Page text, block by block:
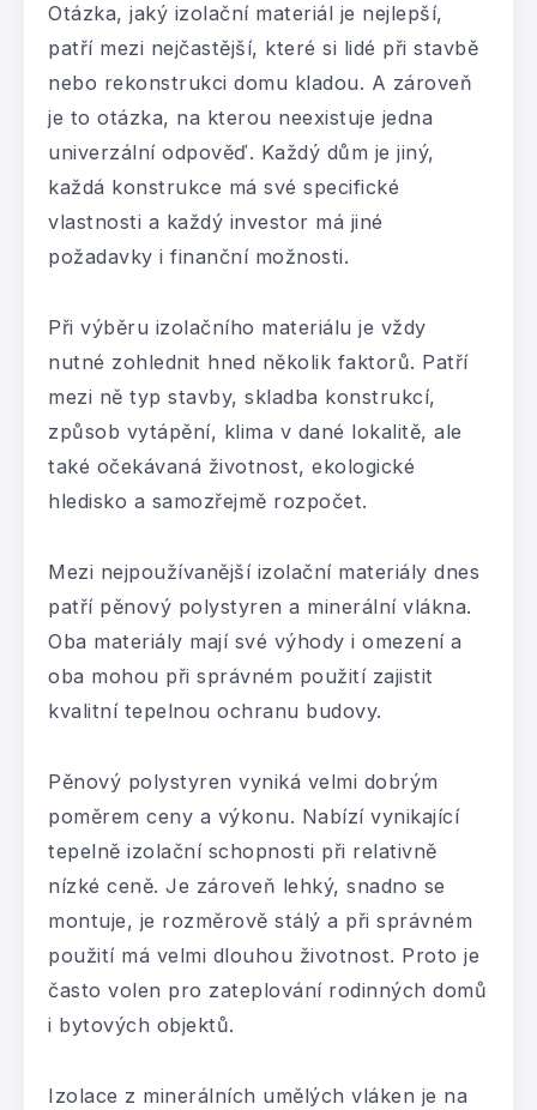
Otázka, jaký izolační materiál je nejlepší,
patří mezi nejčastější, které si lidé při stavbě
nebo rekonstrukci domu kladou. A zároveň
je to otázka, na kterou neexistuje jedna
univerzální odpověď. Každý dům je jiný,
každá konstrukce má své specifické
vlastnosti a každý investor má jiné
požadavky i finanční možnosti.
Při výběru izolačního materiálu je vždy
nutné zohlednit hned několik faktorů. Patří
mezi ně typ stavby, skladba konstrukcí,
způsob vytápění, klima v dané lokalitě, ale
také očekávaná životnost, ekologické
hledisko a samozřejmě rozpočet.
Mezi nejpoužívanější izolační materiály dnes
patří pěnový polystyren a minerální vlákna.
Oba materiály mají své výhody i omezení a
oba mohou při správném použití zajistit
kvalitní tepelnou ochranu budovy.
Pěnový polystyren vyniká velmi dobrým
poměrem ceny a výkonu. Nabízí vynikající
tepelně izolační schopnosti při relativně
nízké ceně. Je zároveň lehký, snadno se
montuje, je rozměrově stálý a při správném
použití má velmi dlouhou životnost. Proto je
často volen pro zateplování rodinných domů
i bytových objektů.
Izolace z minerálních umělých vláken je na